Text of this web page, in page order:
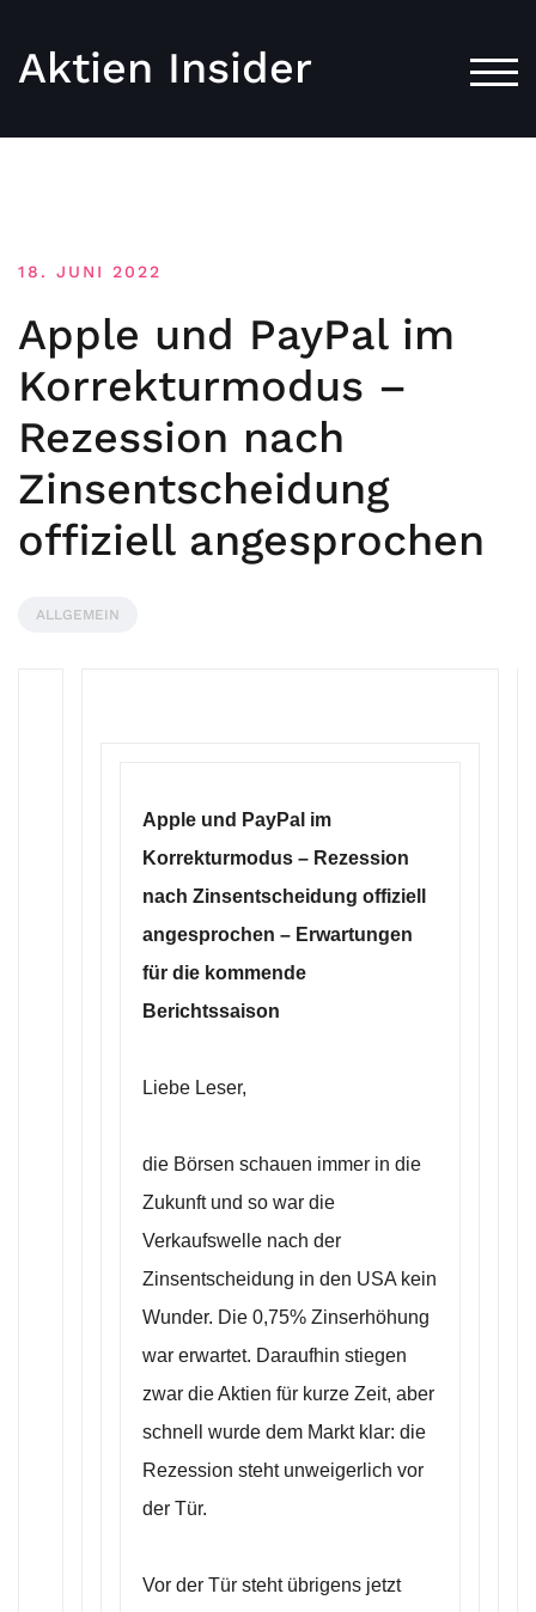
Aktien Insider
18. JUNI 2022
Apple und PayPal im
Korrekturmodus –
Rezession nach
Zinsentscheidung
offiziell angesprochen
ALLGEMEIN
Apple und PayPal im
Korrekturmodus – Rezession
nach Zinsentscheidung offiziell
angesprochen – Erwartungen
für die kommende
Berichtssaison
Liebe Leser,
die Börsen schauen immer in die
Zukunft und so war die
Verkaufswelle nach der
Zinsentscheidung in den USA kein
Wunder. Die 0,75% Zinserhöhung
war erwartet. Daraufhin stiegen
zwar die Aktien für kurze Zeit, aber
schnell wurde dem Markt klar: die
Rezession steht unweigerlich vor
der Tür.
Vor der Tür steht übrigens jetzt